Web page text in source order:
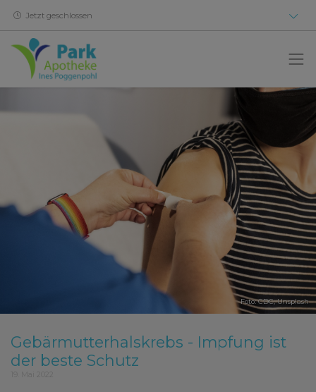
Jetzt geschlossen
Foto:CDC,Unsplash
Gebärmutterhalskrebs - Impfung ist
der beste Schutz